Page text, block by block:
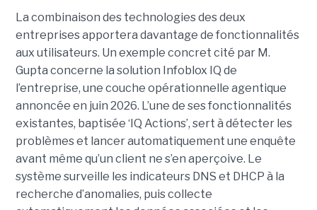
La combinaison des technologies des deux
entreprises apportera davantage de fonctionnalités
aux utilisateurs. Un exemple concret cité par M.
Gupta concerne la solution Infoblox IQ de
l’entreprise, une couche opérationnelle agentique
annoncée en juin 2026. L’une de ses fonctionnalités
existantes, baptisée ‘IQ Actions’, sert à détecter les
problèmes et lancer automatiquement une enquête
avant même qu’un client ne s’en aperçoive. Le
système surveille les indicateurs DNS et DHCP à la
recherche d’anomalies, puis collecte